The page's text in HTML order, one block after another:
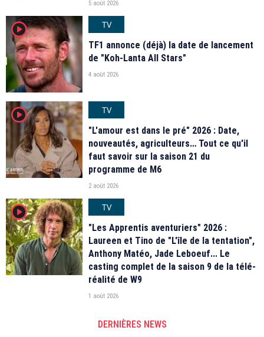
5 août 2026
player2
TV
TF1 annonce (déjà) la date de lancement
de "Koh-Lanta All Stars"
4 août 2026
player2
TV
"L'amour est dans le pré" 2026 : Date,
nouveautés, agriculteurs… Tout ce qu'il
faut savoir sur la saison 21 du
programme de M6
2 août 2026
player2
TV
"Les Apprentis aventuriers" 2026 :
Laureen et Tino de "L'île de la tentation",
Anthony Matéo, Jade Leboeuf... Le
casting complet de la saison 9 de la télé-
réalité de W9
1 août 2026
DERNIÈRES NEWS